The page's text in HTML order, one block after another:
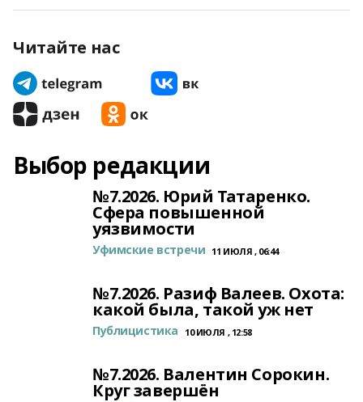
Читайте нас
Выбор редакции
№7.2026. Юрий Татаренко.
Сфера повышенной
уязвимости
Уфимские встречи 11 ИЮЛЯ , 06:44
№7.2026. Разиф Валеев. Охота:
какой была, такой уж нет
Публицистика 10 ИЮЛЯ , 12:58
№7.2026. Валентин Сорокин.
Круг завершён